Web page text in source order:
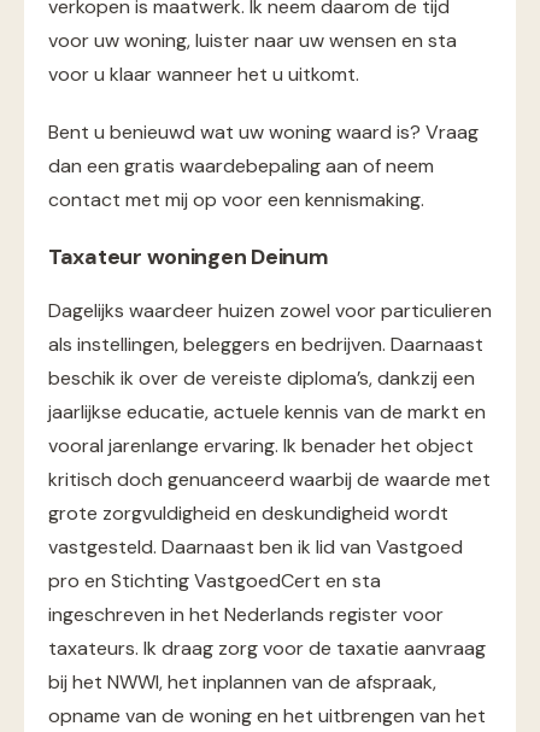
verkopen is maatwerk. Ik neem daarom de tijd
voor uw woning, luister naar uw wensen en sta
voor u klaar wanneer het u uitkomt.
Bent u benieuwd wat uw woning waard is? Vraag
dan een gratis waardebepaling aan of neem
contact met mij op voor een kennismaking.
Taxateur woningen Deinum
Dagelijks waardeer huizen zowel voor particulieren
als instellingen, beleggers en bedrijven. Daarnaast
beschik ik over de vereiste diploma’s, dankzij een
jaarlijkse educatie, actuele kennis van de markt en
vooral jarenlange ervaring. Ik benader het object
kritisch doch genuanceerd waarbij de waarde met
grote zorgvuldigheid en deskundigheid wordt
vastgesteld. Daarnaast ben ik lid van Vastgoed
pro en Stichting VastgoedCert en sta
ingeschreven in het Nederlands register voor
taxateurs. Ik draag zorg voor de taxatie aanvraag
bij het NWWI, het inplannen van de afspraak,
opname van de woning en het uitbrengen van het